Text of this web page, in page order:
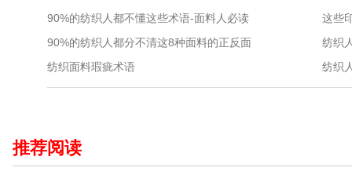
90%的纺织人都不懂这些术语-面料人必读
90%的纺织人都分不清这8种面料的正反面
纺织面料瑕疵术语
这些
纺织
推荐阅读